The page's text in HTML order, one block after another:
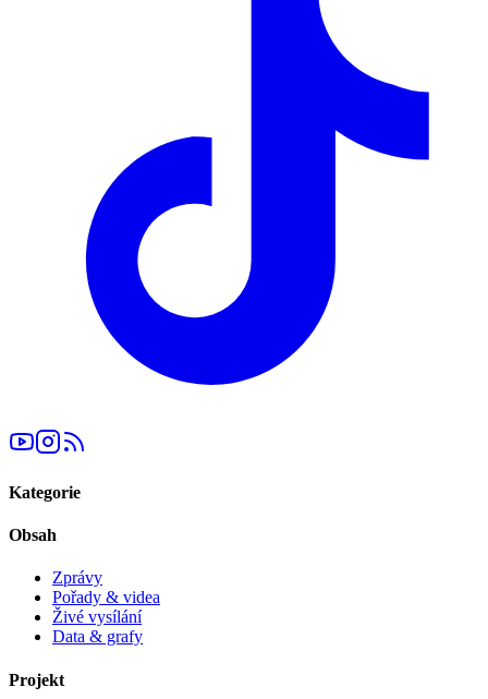
Kategorie
Obsah
Zprávy
Pořady & videa
Živé vysílání
Data & grafy
Projekt